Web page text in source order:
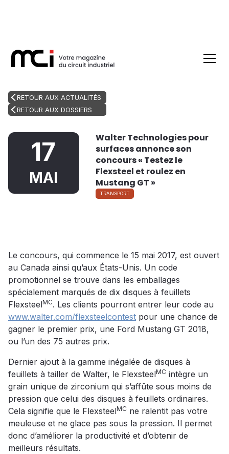
RETOUR AUX ACTUALITÉS
RETOUR AUX DOSSIERS
17
MAI
Walter Technologies pour
surfaces annonce son
concours « Testez le
Flexsteel et roulez en
Mustang GT »
TRANSPORT
Le concours, qui commence le 15 mai 2017, est ouvert
au Canada ainsi qu’aux États-Unis. Un code
promotionnel se trouve dans les emballages
spécialement marqués de dix disques à feuillets
FlexsteelMC. Les clients pourront entrer leur code au
www.walter.com/flexsteelcontest pour une chance de
gagner le premier prix, une Ford Mustang GT 2018,
ou l’un des 75 autres prix.
Dernier ajout à la gamme inégalée de disques à
feuillets à tailler de Walter, le FlexsteelMC intègre un
grain unique de zirconium qui s’affûte sous moins de
pression que celui des disques à feuillets ordinaires.
Cela signifie que le FlexsteelMC ne ralentit pas votre
meuleuse et ne glace pas sous la pression. Il permet
donc d’améliorer la productivité et d’obtenir de
meilleurs résultats.